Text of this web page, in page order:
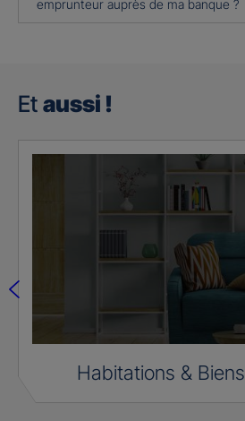
emprunteur auprès de ma banque ?
Et aussi !
Habitations & Biens